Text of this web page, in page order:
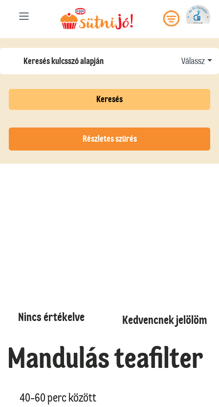
Válassz
Keresés
Részletes szűrés
Nincs értékelve Kedvencnek jelölöm
Mandulás teafilter
40-60 perc között